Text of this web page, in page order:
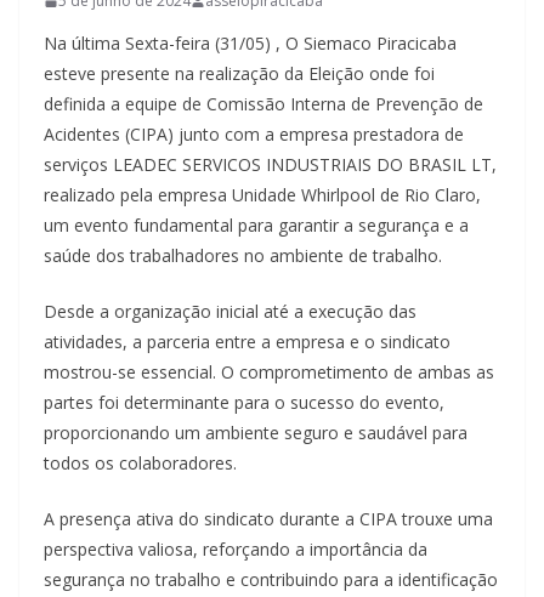
Na última Sexta-feira (31/05) , O Siemaco Piracicaba
esteve presente na realização da Eleição onde foi
definida a equipe de Comissão Interna de Prevenção de
Acidentes (CIPA) junto com a empresa prestadora de
serviços LEADEC SERVICOS INDUSTRIAIS DO BRASIL LT,
realizado pela empresa Unidade Whirlpool de Rio Claro,
um evento fundamental para garantir a segurança e a
saúde dos trabalhadores no ambiente de trabalho.
Desde a organização inicial até a execução das
atividades, a parceria entre a empresa e o sindicato
mostrou-se essencial. O comprometimento de ambas as
partes foi determinante para o sucesso do evento,
proporcionando um ambiente seguro e saudável para
todos os colaboradores.
A presença ativa do sindicato durante a CIPA trouxe uma
perspectiva valiosa, reforçando a importância da
segurança no trabalho e contribuindo para a identificação